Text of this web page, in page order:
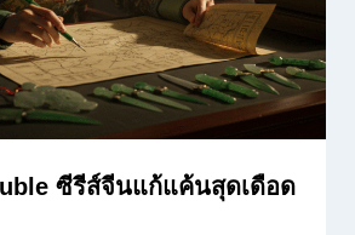
ซีรีส์จีนแก้แค้นสุดเดือด